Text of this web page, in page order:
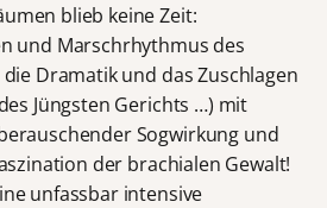
blieb keine Zeit:
und Marschrhythmus des
Dramatik und das Zuschlagen
Jüngsten Gerichts …) mit
Sogwirkung und
der brachialen Gewalt!
unfassbar intensive